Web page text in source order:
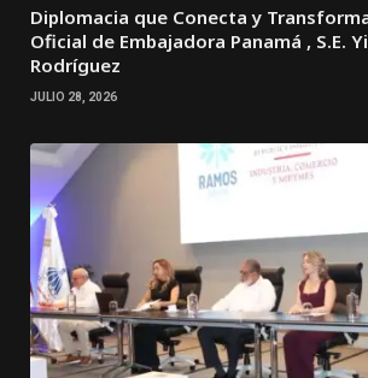
Diplomacia que Conecta y
Oficial de Embajadora Panamá , S.E.
Rodríguez
JULIO 28, 2026